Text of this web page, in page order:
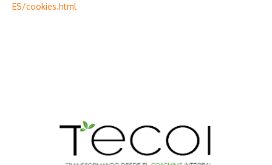
ES/cookies.html